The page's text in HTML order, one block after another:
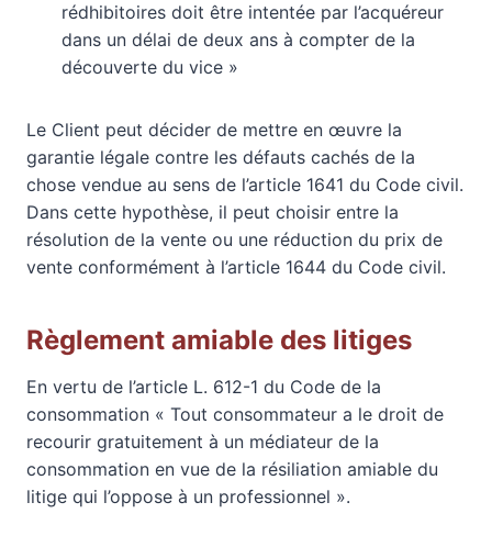
rédhibitoires doit être intentée par l’acquéreur
dans un délai de deux ans à compter de la
découverte du vice »
Le Client peut décider de mettre en œuvre la
garantie légale contre les défauts cachés de la
chose vendue au sens de l’article 1641 du Code civil.
Dans cette hypothèse, il peut choisir entre la
résolution de la vente ou une réduction du prix de
vente conformément à l’article 1644 du Code civil.
Règlement amiable des litiges
En vertu de l’article L. 612-1 du Code de la
consommation « Tout consommateur a le droit de
recourir gratuitement à un médiateur de la
consommation en vue de la résiliation amiable du
litige qui l’oppose à un professionnel ».